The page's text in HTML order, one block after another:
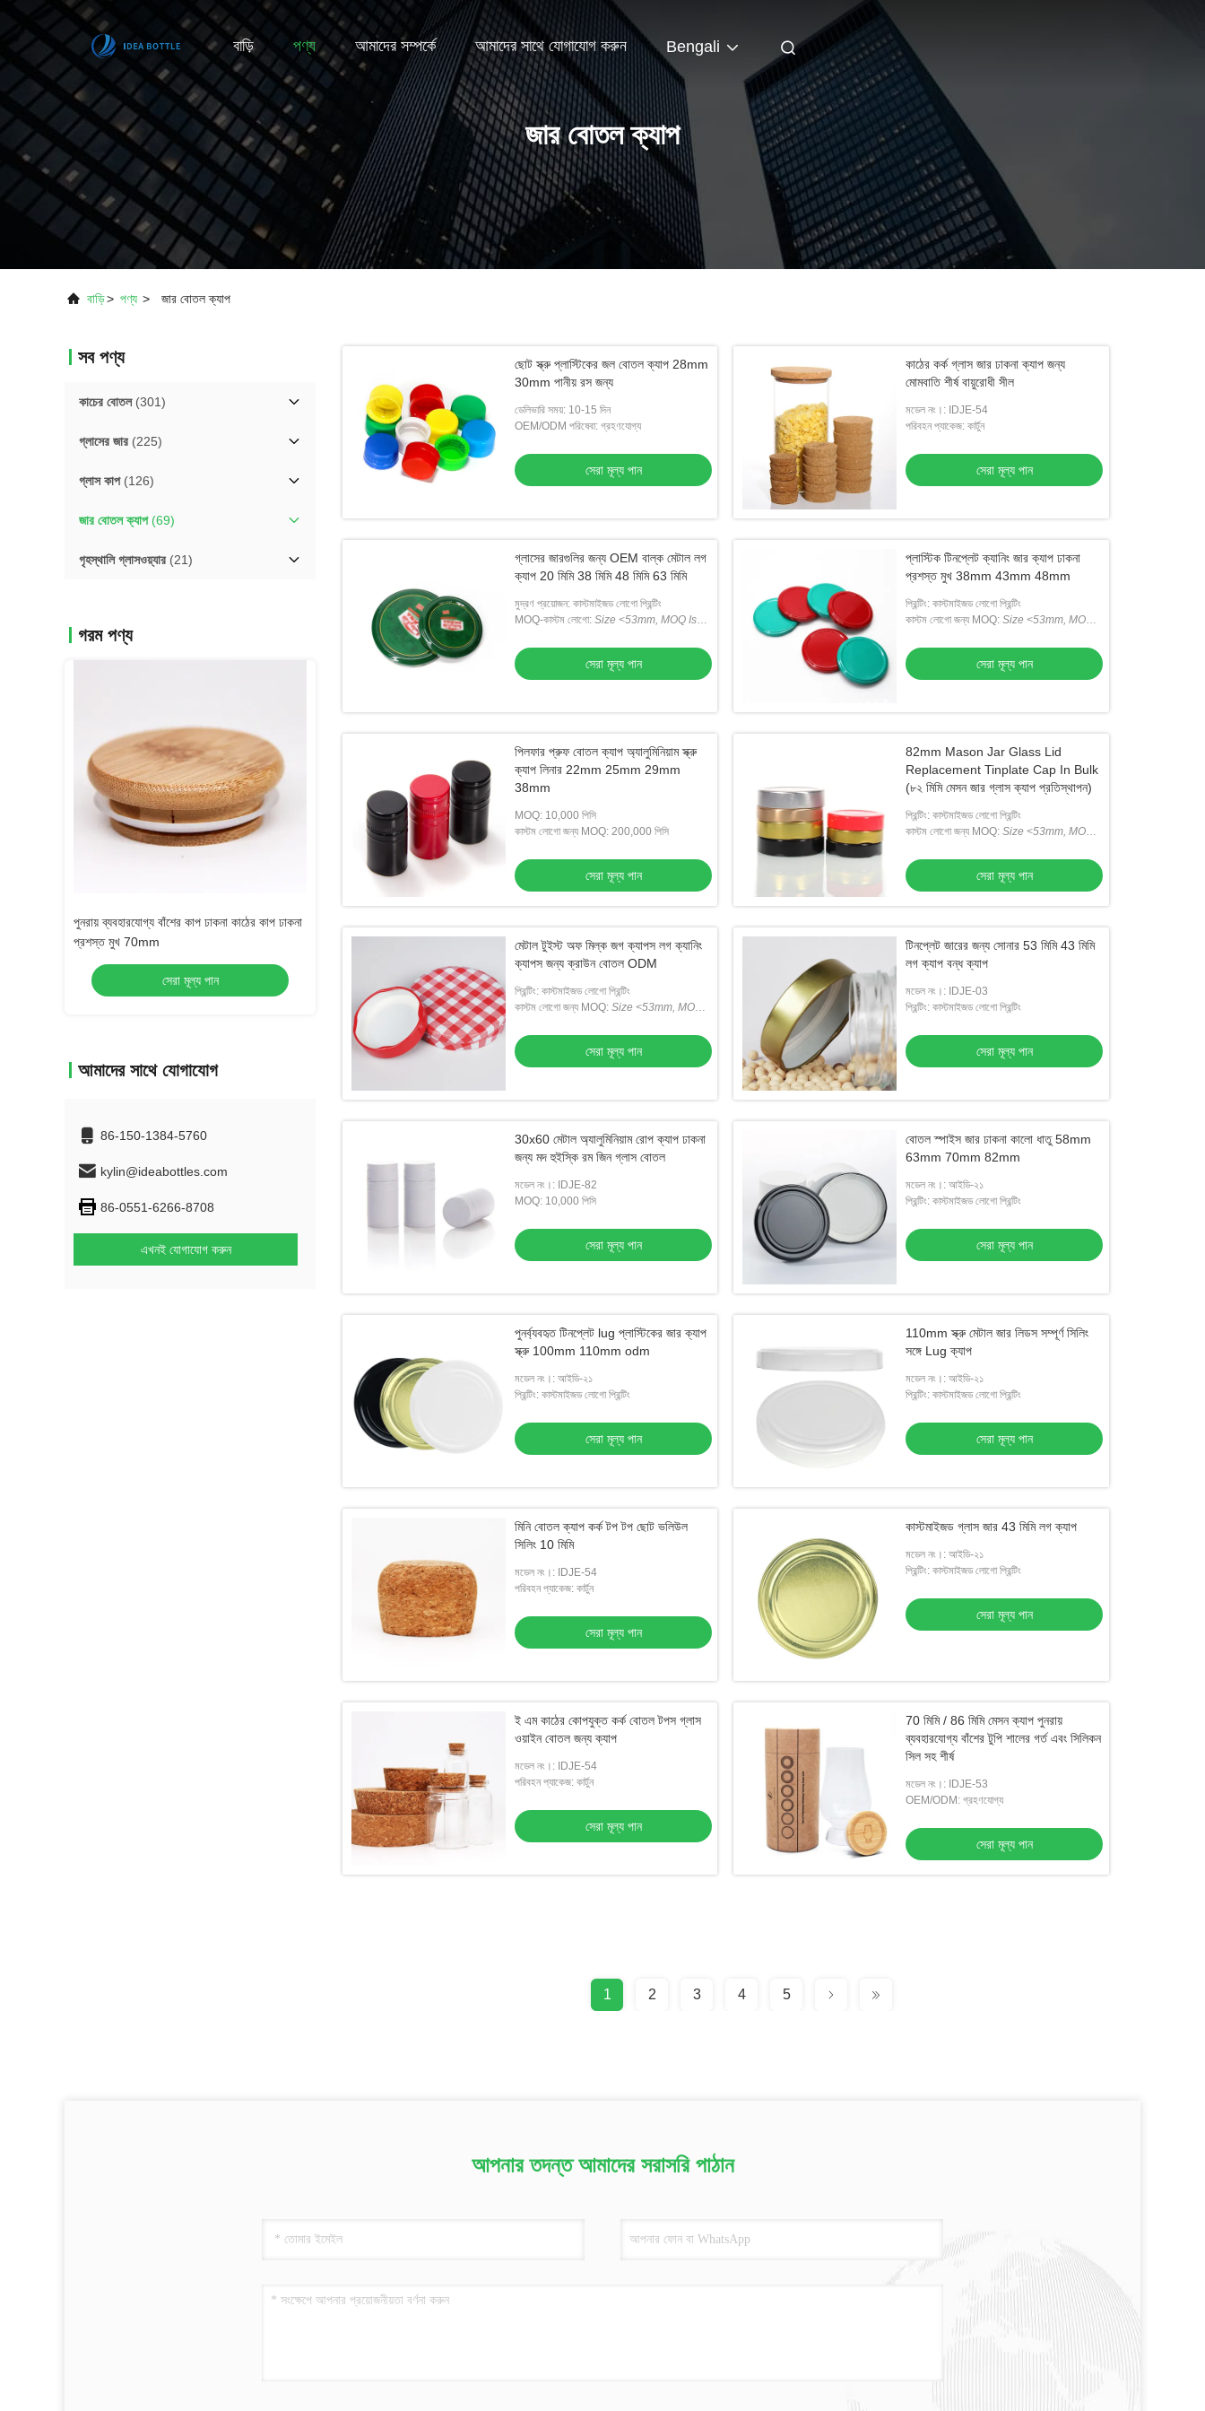
বাড়ি পণ্য আমাদের সম্পর্কে আমাদের সাথে যোগাযোগ করুন Bengali
জার বোতল ক্যাপ
বাড়ি> পণ্য > জার বোতল ক্যাপ
সব পণ্য
কাচের বোতল(301)
গ্লাসের জার (225)
গ্লাস কাপ(126)
জার বোতল ক্যাপ(69)
গৃহস্থালি গ্লাসওয়্যার (21)
গরম পণ্য
202 অ্যালুমিনিয়াম ক্যান ক্যাপ বোতল ক্যাপ 52mm
কাস্টমাইজড
সেরা মূল্য পান সেরা মূল্য পান
Cap কাস্টমাইজড
অ্যালুমিনিয়াম 13mm-104mm
সেরা মূল্য পান
Ropp অ্যালুমিনিয়াম বোতল ক্যাপ
আমাদের সাথে যোগাযোগ
86-150-1384-5760
kylin@ideabottles.com
86-0551-6266-8708
এখনই যোগাযোগ করুন
ছোট স্ক্রু প্লাস্টিকের জল বোতল ক্যাপ 28mm
30mm পানীয় রস জন্য
ডেলিভারি সময়: 10-15 দিন
OEM/ODM পরিষেবা: গ্রহণযোগ্য
সেরা মূল্য পান
কাঠের কর্ক গ্লাস জার ঢাকনা ক্যাপ জন্য
মোমবাতি শীর্ষ বায়ুরোধী সীল
মডেল নং।: IDJE-54
পরিবহন প্যাকেজ: কার্টুন
সেরা মূল্য পান
গ্লাসের জারগুলির জন্য OEM বাল্ক মেটাল লগ
ক্যাপ 20 মিমি 38 মিমি 48 মিমি 63 মিমি
মুদ্রণ প্রয়োজন: কাস্টমাইজড লোগো প্রিন্টিং
MOQ-কাস্টম লোগো: Size <53mm, MOQ Is
>53mm, MOQ Is 30K
সেরা মূল্য পান
প্লাস্টিক টিনপ্লেট ক্যানিং জার ক্যাপ ঢাকনা
প্রশস্ত মুখ 38mm 43mm 48mm
প্রিন্টিং: কাস্টমাইজড লোগো প্রিন্টিং
কাস্টম লোগো জন্য MOQ:Size <53mm, MOQ
>53mm, MOQ Is 30K
সেরা মূল্য পান
পিলফার প্রুফ বোতল ক্যাপ অ্যালুমিনিয়াম স্ক্রু
ক্যাপ লিনার 22mm 25mm 29mm
38mm
MOQ: 10,000 পিসি
কাস্টম লোগো জন্য MOQ: 200,000 পিসি
সেরা মূল্য পান
82mm Mason Jar Glass Lid
Replacement Tinplate Cap In Bulk
(৮২ মিমি মেসন জার গ্লাস ক্যাপ প্রতিস্থাপন)
প্রিন্টিং: কাস্টমাইজড লোগো প্রিন্টিং
কাস্টম লোগো জন্য MOQ:Size <53mm, MOQ
>53mm, MOQ Is 30K
সেরা মূল্য পান
মেটাল টুইস্ট অফ মিল্ক জগ ক্যাপস লগ ক্যানিং
ক্যাপস জন্য ক্রাউন বোতল ODM
প্রিন্টিং: কাস্টমাইজড লোগো প্রিন্টিং
কাস্টম লোগো জন্য MOQ: Size <53mm, MOQ
>53mm, MOQ Is 30K
সেরা মূল্য পান
টিনপ্লেট জারের জন্য সোনার 53 মিমি 43 মিমি
লগ ক্যাপ বন্ধ ক্যাপ
মডেল নং।: IDJE-03
প্রিন্টিং: কাস্টমাইজড লোগো প্রিন্টিং
সেরা মূল্য পান
30x60 মেটাল অ্যালুমিনিয়াম রোপ ক্যাপ ঢাকনা
জন্য মদ হুইস্কি রম জিন গ্লাস বোতল
মডেল নং।: IDJE-82
MOQ: 10,000 পিসি
সেরা মূল্য পান
বোতল স্পাইস জার ঢাকনা কালো ধাতু 58mm
63mm 70mm 82mm
মডেল নং।: আইডি-২১
প্রিন্টিং: কাস্টমাইজড লোগো প্রিন্টিং
সেরা মূল্য পান
পুনর্ব্যবহৃত টিনপ্লেট lug প্লাস্টিকের জার ক্যাপ
স্ক্রু 100mm 110mm odm
মডেল নং।: আইডি-২১
প্রিন্টিং: কাস্টমাইজড লোগো প্রিন্টিং
সেরা মূল্য পান
110mm স্ক্রু মেটাল জার লিডস সম্পূর্ণ সিলিং
সঙ্গে Lug ক্যাপ
মডেল নং।: আইডি-২১
প্রিন্টিং: কাস্টমাইজড লোগো প্রিন্টিং
সেরা মূল্য পান
মিনি বোতল ক্যাপ কর্ক টপ টপ ছোট ভলিউল
সিলিং 10 মিমি
মডেল নং।: IDJE-54
পরিবহন প্যাকেজ: কার্টুন
সেরা মূল্য পান
কাস্টমাইজড গ্লাস জার 43 মিমি লগ ক্যাপ
মডেল নং।: আইডি-২১
প্রিন্টিং: কাস্টমাইজড লোগো প্রিন্টিং
সেরা মূল্য পান
ই এম কাঠের কোপযুক্ত কর্ক বোতল টপস গ্লাস
ওয়াইন বোতল জন্য ক্যাপ
মডেল নং।: IDJE-54
পরিবহন প্যাকেজ: কার্টুন
সেরা মূল্য পান
70 মিমি / 86 মিমি মেসন ক্যাপ পুনরায়
ব্যবহারযোগ্য বাঁশের টুপি শালের গর্ত এবং সিলিকন
সিল সহ শীর্ষ
মডেল নং।: IDJE-53
OEM/ODM: গ্রহণযোগ্য
সেরা মূল্য পান
1 2 3 4 5
আপনার তদন্ত আমাদের সরাসরি পাঠান